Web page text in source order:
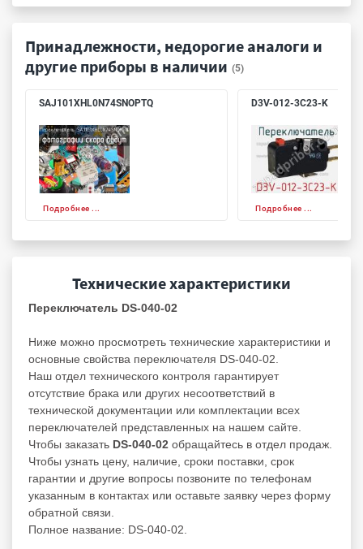
Принадлежности, недорогие аналоги и
другие приборы в наличии (5)
SAJ101XHL0N74SNOPTQ
Подробнее ...
D3V-012-3C23-K
Подробнее ...
Технические характеристики
Переключатель DS-040-02
Ниже можно просмотреть технические характеристики и
основные свойства переключателя DS-040-02.
Наш отдел технического контроля гарантирует
отсутствие брака или других несоответствий в
технической документации или комплектации всех
переключателей представленных на нашем сайте.
Чтобы заказать DS-040-02 обращайтесь в отдел продаж.
Чтобы узнать цену, наличие, сроки поставки, срок
гарантии и другие вопросы позвоните по телефонам
указанным в контактах или оставьте заявку через форму
обратной связи.
Полное название: DS-040-02.